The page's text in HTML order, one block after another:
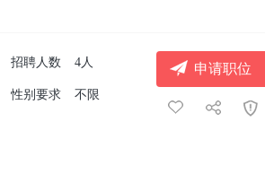
申请职位
招聘人数 4人
性别要求 不限